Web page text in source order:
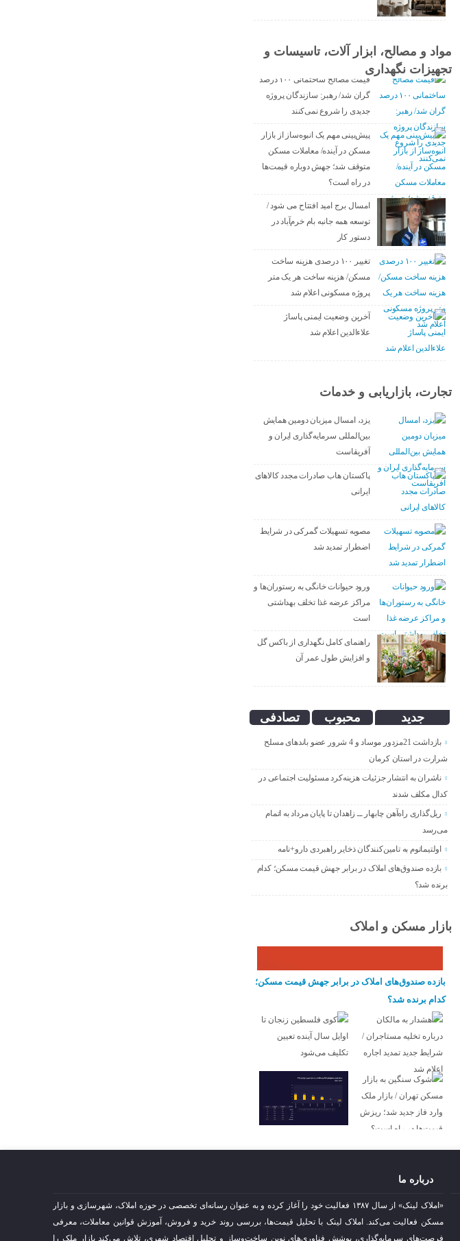
مواد و مصالح، ابزار آلات، تاسیسات و
تجهیزات نگهداری
قیمت مصالح ساختمانی ۱۰۰ درصد
گران شد/ رهبر: سازندگان پروژه
جدیدی را شروع نمی‌کنند
پیش‌بینی مهم یک انبوه‌ساز از بازار
مسکن در آینده/ معاملات مسکن
متوقف شد؛ جهش دوباره قیمت‌ها
در راه است؟
امسال برج امید افتتاح می شود /
توسعه همه جانبه بام خرم‌آباد در
دستور کار
تغییر ۱۰۰ درصدی هزینه ساخت
مسکن/ هزینه ساخت هر یک متر
پروژه مسکونی اعلام شد
آخرین وضعیت ایمنی پاساژ
علاءالدین اعلام شد
تجارت، بازاریابی و خدمات
یزد، امسال میزبان دومین همایش
بین‌المللی سرمایه‌گذاری ایران و
آفریقاست
پاکستان هاب صادرات مجدد کالاهای
ایرانی
مصوبه تسهیلات گمرکی در شرایط
اضطرار تمدید شد
ورود حیوانات خانگی به رستوران‌ها و
مراکز عرضه غذا تخلف بهداشتی
است
راهنمای کامل نگهداری از باکس گل
و افزایش طول عمر آن
جدید محبوب تصادفی
بازداشت 21مزدور موساد و 4 شرور عضو باندهای مسلح
شرارت در استان کرمان
ناشران به انتشار جزئیات هزینه‌کرد مسئولیت اجتماعی در
کدال مکلف شدند
ریل‌گذاری راه‌آهن چابهار ــ زاهدان تا پایان مرداد به اتمام
می‌رسد
اولتیماتوم به تامین‌کنندگان ذخایر راهبردی دارو+نامه
بازده صندوق‌های املاک در برابر جهش قیمت مسکن؛ کدام
برنده شد؟
بازار مسکن و املاک
بازده صندوق‌های املاک در برابر جهش قیمت مسکن؛
کدام برنده شد؟
درباره ما
«املاک لینک» از سال ۱۳۸۷ فعالیت خود را آغاز کرده و به عنوان رسانه‌ای تخصصی در حوزه املاک، شهرسازی و بازار
مسکن فعالیت می‌کند. املاک لینک با تحلیل قیمت‌ها، بررسی روند خرید و فروش، آموزش قوانین معاملات، معرفی
فرصت‌های سرمایه‌گذاری، پوشش فناوری‌های نوین ساخت‌وساز و تحلیل اقتصاد شهری، تلاش می‌کند بازار ملک را